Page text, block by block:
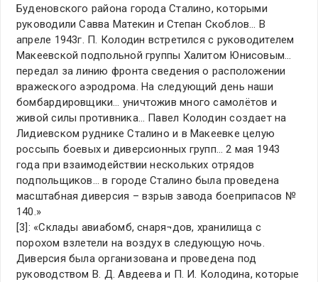
Буденовского района города Сталино, которыми
руководили Савва Матекин и Степан Скоблов… В
апреле 1943г. П. Колодин встретился с руководителем
Макеевской подпольной группы Халитом Юнисовым…
передал за линию фронта сведения о расположении
вражеского аэродрома. На следующий день наши
бомбардировщики… уничтожив много самолётов и
живой силы противника… Павел Колодин создает на
Лидиевском руднике Сталино и в Макеевке целую
россыпь боевых и диверсионных групп… 2 мая 1943
года при взаимодействии нескольких отрядов
подпольщиков… в городе Сталино была проведена
масштабная диверсия – взрыв завода боеприпасов №
140.»
[3]: «Склады авиабомб, снаря¬дов, хранилища с
порохом взлетели на воздух в следующую ночь.
Диверсия была организована и проведена под
руководством В. Д. Авдеева и П. И. Колодина, которые